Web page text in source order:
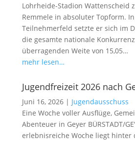
Lohrheide-Stadion Wattenscheid
Remmele in absoluter Topform.
Teilnehmerfeld setzte er sich im
die gesamte nationale
überragenden Weite von 15,05…
mehr lesen…
Jugendfreizeit 2026 nach
Juni 16, 2026| Jugendausschuss
Eine Woche voller Ausflüge,
Abenteuer in Geyer BÜRSTADT/
erlebnisreiche Woche liegt hinter